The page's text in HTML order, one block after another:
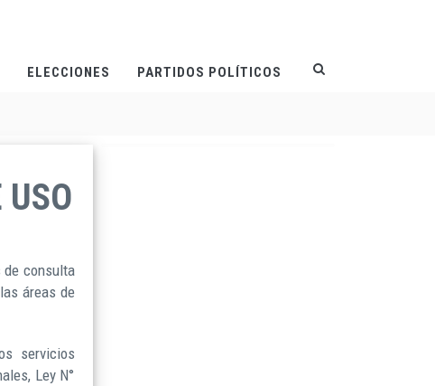
ELECCIONES PARTIDOS POLÍTICOS
de consulta
áreas de
servicios
Ley N°